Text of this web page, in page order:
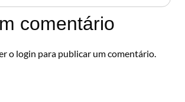
comentário
o login para publicar um comentário.